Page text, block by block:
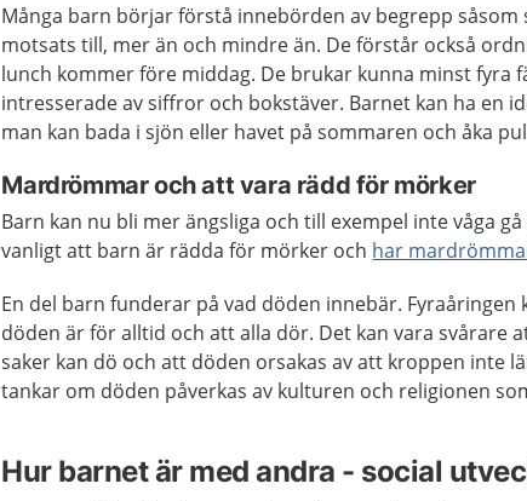
Många barn börjar förstå innebörden av begrepp såsom
motsats till, mer än och mindre än. De förstår också
lunch kommer före middag. De brukar kunna minst fyra
intresserade av siffror och bokstäver. Barnet kan ha en
man kan bada i sjön eller havet på sommaren och åka
Mardrömmar och att vara rädd för mörker
Barn kan nu bli mer ängsliga och till exempel inte våga
vanligt att barn är rädda för mörker och har
En del barn funderar på vad döden innebär. Fyraåringen
döden är för alltid och att alla dör. Det kan vara svårare
saker kan dö och att döden orsakas av att kroppen inte
tankar om döden påverkas av kulturen och religionen
Hur barnet är med andra - social